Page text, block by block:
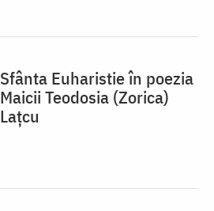
Sfânta Euharistie în poezia
Maicii Teodosia (Zorica)
Lațcu